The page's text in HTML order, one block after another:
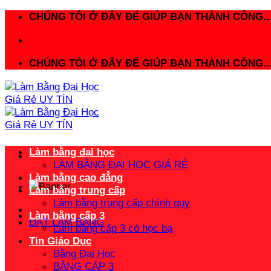
CHÚNG TÔI Ở ĐÂY ĐỂ GIÚP BẠN THÀNH
CHÚNG TÔI Ở ĐÂY ĐỂ GIÚP BẠN THÀNH
ĐẶT LÀM BẰNG
Làm bằng đại học
LÀM BẰNG ĐẠI HỌC GIÁ RẺ
Làm bằng cao đẳng
Làm bằng trung cấp
Làm bằng trung cấp chính quy
Làm bằng cấp 3
Làm bằng cấp 3 có học bạ
Tin Giáo Dục
Bằng Đại Học
BẰNG CẤP 3